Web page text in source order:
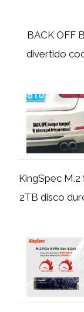
BACK OFF
divertido
KingSpec M.2
2TB disco